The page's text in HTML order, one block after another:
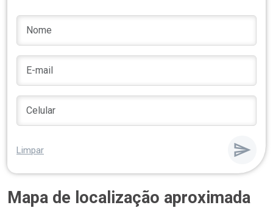
Limpar
Mapa de localização aproximada